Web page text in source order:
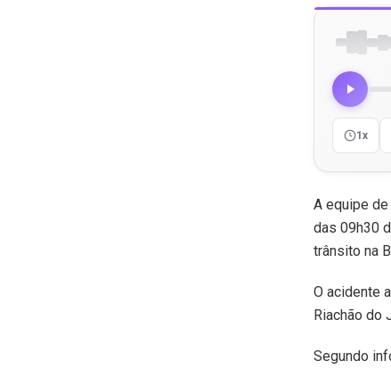
1x
A equipe
das 09h30
trânsito na
O acidente
Riachão do
Segundo